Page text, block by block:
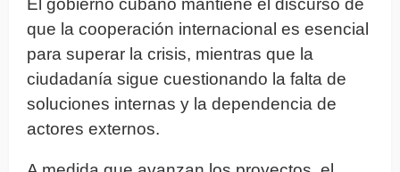
El gobierno cubano mantiene el discurso de
que la cooperación internacional es esencial
para superar la crisis, mientras que la
ciudadanía sigue cuestionando la falta de
soluciones internas y la dependencia de
actores externos.